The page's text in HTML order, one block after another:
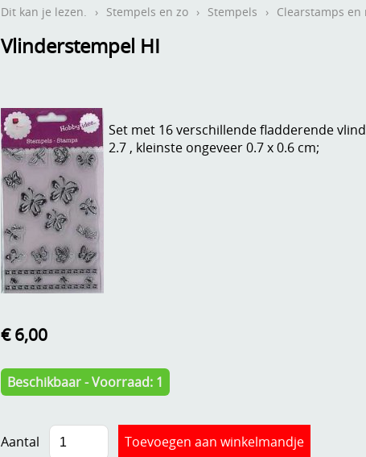
Dit kan je lezen. › Stempels en zo › Stempels › Clearstamps
Vlinderstempel HI
Set met 16 verschillende fladderende
2.7 , kleinste ongeveer 0.7 x 0.6 cm;
€ 6,00
Beschikbaar - Voorraad: 1
Aantal